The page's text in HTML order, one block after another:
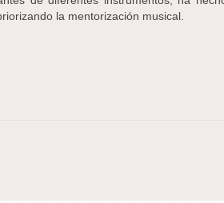
la mentorización musical.